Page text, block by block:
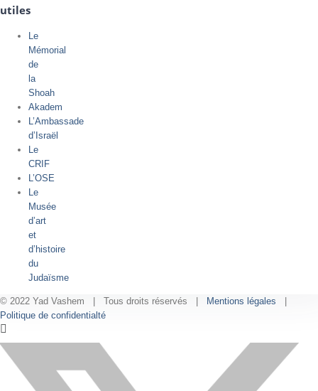
utiles
Le
Mémorial
de
la
Shoah
Akadem
L’Ambassade
d’Israël
Le
CRIF
L’OSE
Le
Musée
d’art
et
d’histoire
du
Judaïsme
© 2022 Yad Vashem | Tous droits réservés | Mentions légales |
Politique de confidentialté
X